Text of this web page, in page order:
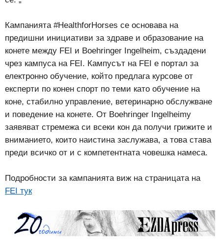
Кампанията #HealthforHorses се основава на
предишни инициативи за здраве и образование на
конете между FEI и Boehringer Ingelheim, създадени
чрез кампуса на FEI. Кампусът на FEI е портал за
електронно обучение, който предлага курсове от
експерти по конен спорт по теми като обучение на
коне, стабилно управление, ветеринарно обслужване
и поведение на конете. От Boehringer Ingelheimу
заявяват стремежа си всеки кон да получи грижите и
вниманието, които наистина заслужава, а това става
преди всичко от и с компетентната човешка намеса.
Подробности за кампанията виж на страницата на
FEI тук